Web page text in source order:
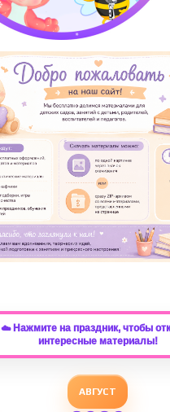
☁️ Нажмите на праздник, чтобы
интересные материалы!
АВГУСТ